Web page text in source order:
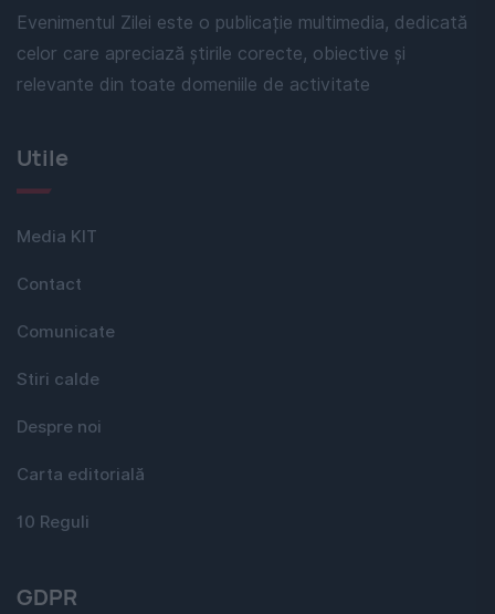
Evenimentul Zilei este o publicație multimedia, dedicată
celor care apreciază știrile corecte, obiective și
relevante din toate domeniile de activitate
Utile
Media KIT
Contact
Comunicate
Stiri calde
Despre noi
Carta editorială
10 Reguli
GDPR